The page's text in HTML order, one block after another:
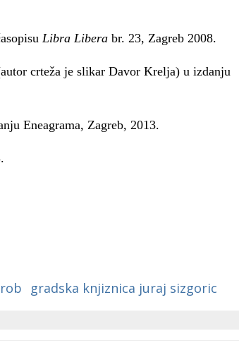
Libra Liberabr. 23, Zagreb 2008.
crteža je slikar Davor Krelja) u izdanju
Eneagrama, Zagreb, 2013.
gradska knjiznica juraj sizgoric